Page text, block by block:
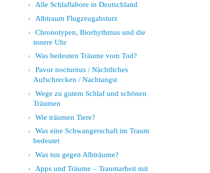
Alle Schlaflabore in Deutschland
Albtraum Flugzeugabsturz
Chronotypen, Biorhythmus und die
innere Uhr
Was bedeuten Träume vom Tod?
Pavor nocturnus / Nächtliches
Aufschrecken / Nachtangst
Wege zu gutem Schlaf und schönen
Träumen
Wie träumen Tiere?
Was eine Schwangerschaft im Traum
bedeutet
Was tun gegen Albträume?
Apps und Träume – Traumarbeit mit